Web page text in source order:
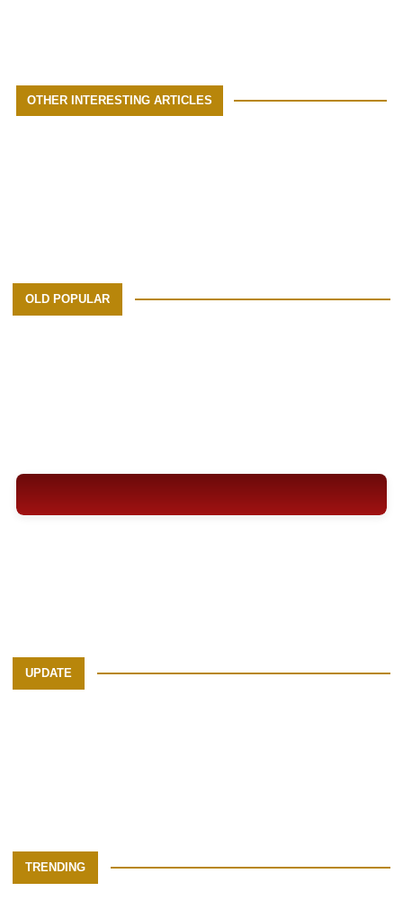
OTHER INTERESTING ARTICLES
OLD POPULAR
UPDATE
TRENDING